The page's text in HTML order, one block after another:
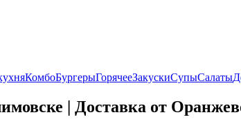
КомбоБургерыГорячееЗакускиСупыСалаты
| Доставка от